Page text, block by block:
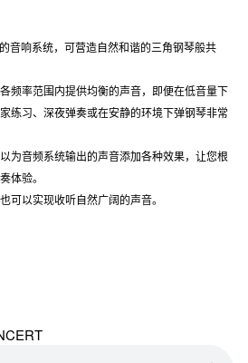
音响系统，可营造自然和谐的三角钢琴般共
频率范围内提供均衡的声音，即便在低音量下
练习、深夜弹奏或在安静的环境下弹钢琴非常
为音频系统输出的声音添加各种效果，让您根
体验。
可以实现收听自然广阔的声音。